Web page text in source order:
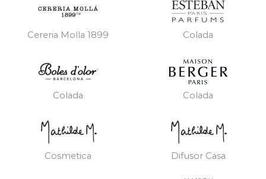
Cereria Molla 1899 Colada
Colada Colada
Cosmetica Difusor Casa